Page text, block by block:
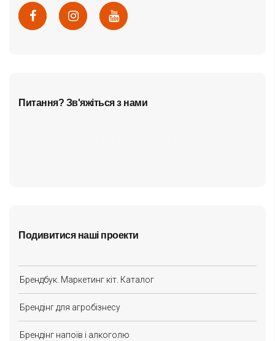
Питання? Зв'яжіться з нами
Подивитися наші проекти
Брендбук. Маркетинг кіт. Каталог
Брендінг для агробізнесу
Брендінг напоїв і алкоголю